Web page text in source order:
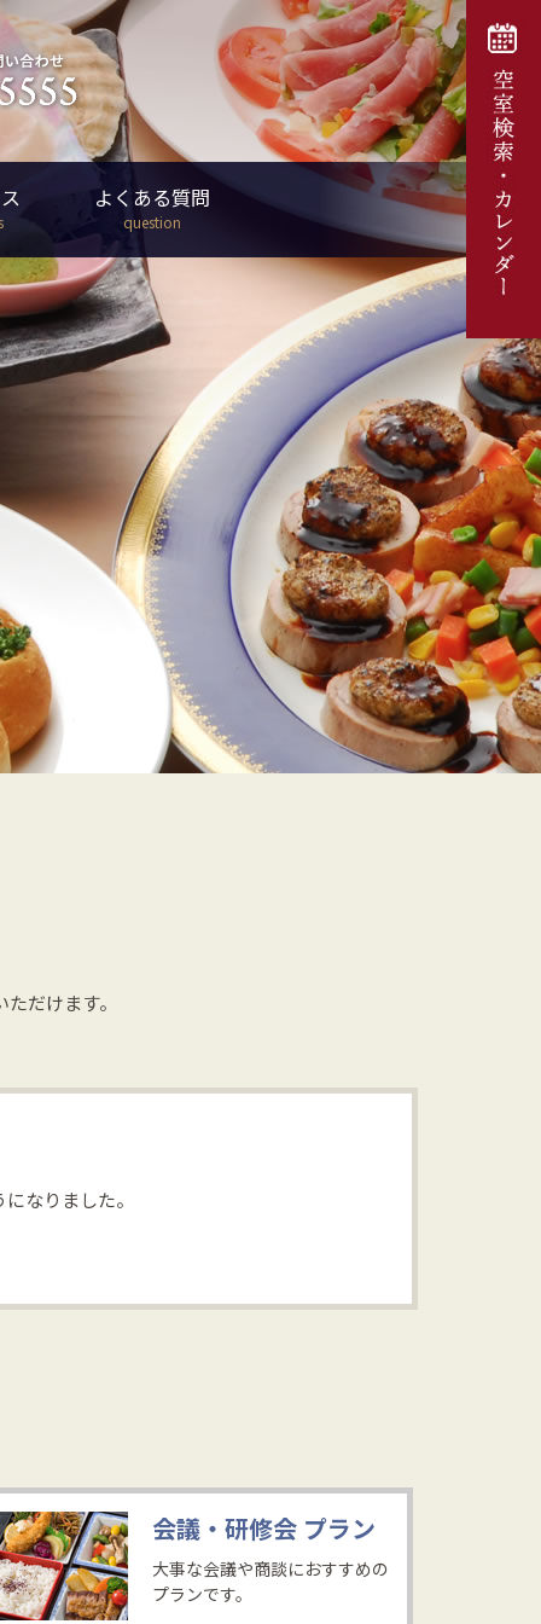
よくある質問
question
だけます。
なりました。
会議・研修会 プラン
大事な会議や商談におすすめの
プランです。